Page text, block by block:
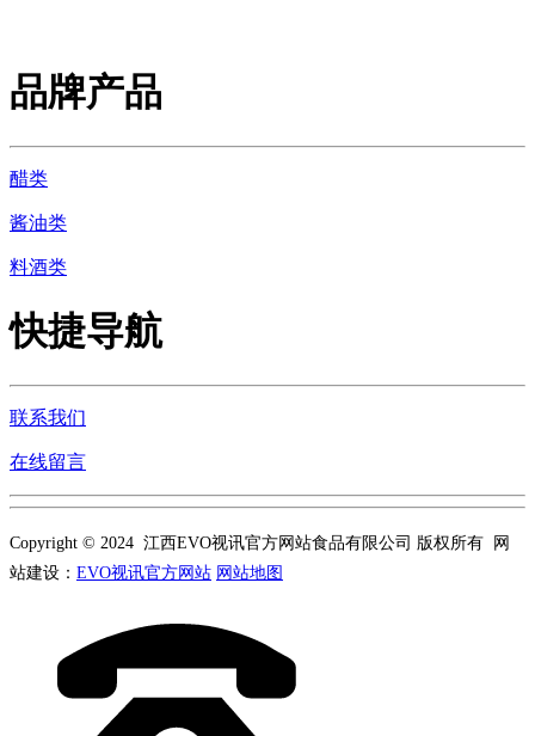
品牌产品
醋类
酱油类
料酒类
快捷导航
联系我们
在线留言
Copyright © 2024 江西EVO视讯官方网站食品有限公司 版权所有 网
站建设： EVO视讯官方网站 网站地图